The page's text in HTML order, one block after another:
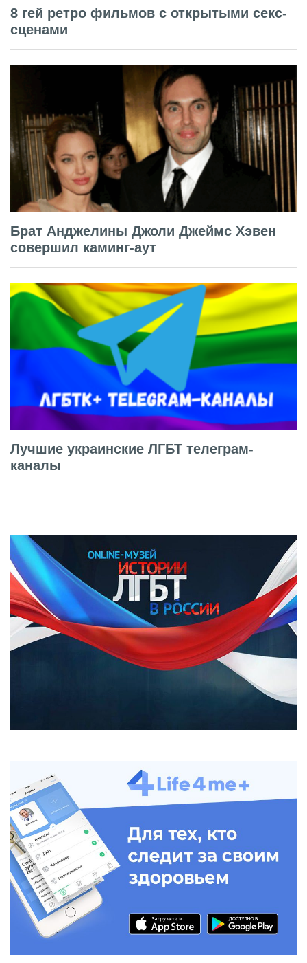
8 гей ретро фильмов с открытыми секс-
сценами
Брат Анджелины Джоли Джеймс Хэвен
совершил каминг-аут
Лучшие украинские ЛГБТ телеграм-
каналы